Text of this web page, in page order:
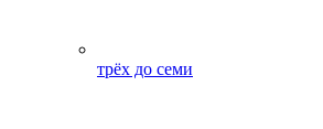
трёх до семи